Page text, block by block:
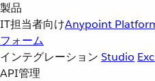
製品
IT担当者向けAnypoint
フォーム
インテグレーション Studio
API管理